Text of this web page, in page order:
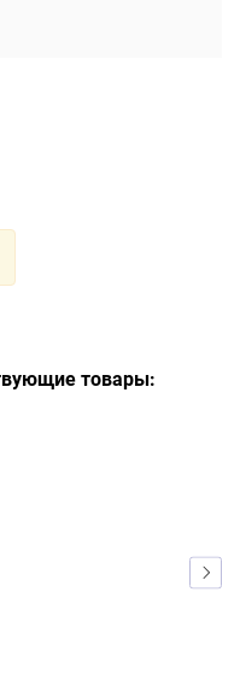
товары: